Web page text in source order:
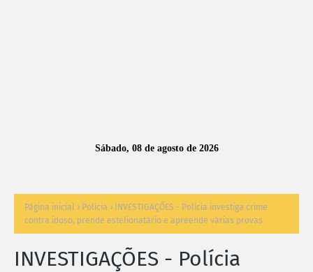
Sábado, 08 de agosto de 2026
Página inicial Polícia
INVESTIGAÇÕES - Polícia investiga crime
contra idoso, prende estelionatário e apreende várias provas
INVESTIGAÇÕES - Polícia